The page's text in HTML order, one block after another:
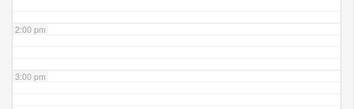
2:00 pm
3:00 pm